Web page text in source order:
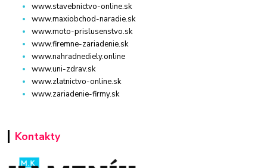
www.stavebnictvo-online.sk
www.maxiobchod-naradie.sk
www.moto-prislusenstvo.sk
www.firemne-zariadenie.sk
www.nahradnediely.online
www.uni-zdrav.sk
www.zlatnictvo-online.sk
www.zariadenie-firmy.sk
Kontakty